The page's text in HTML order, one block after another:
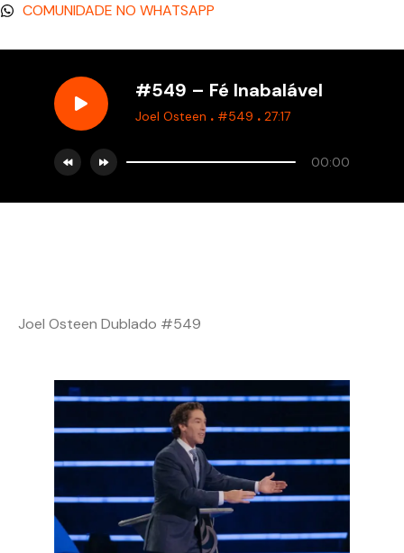
COMUNIDADE NO WHATSAPP
#549 – Fé Inabalável
Joel Osteen . #549 . 27:17
00:00
Joel Osteen Dublado #549